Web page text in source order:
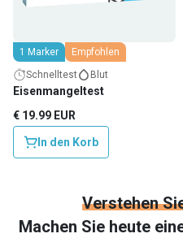
1 Marker
Empfohlen
Schnelltest
Blut
Eisenmangeltest
€ 19.99 EUR
In den Korb
Verstehen
Machen Sie heute